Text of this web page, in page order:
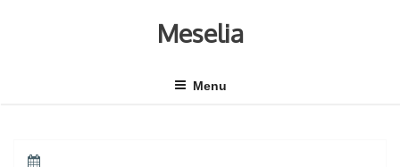
Meselia
Menu